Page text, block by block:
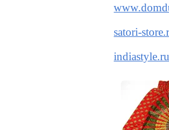
satori-